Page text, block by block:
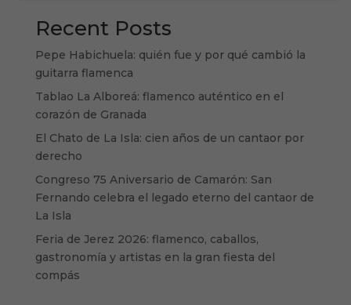
Recent Posts
Pepe Habichuela: quién fue y por qué cambió la
guitarra flamenca
Tablao La Alboreá: flamenco auténtico en el
corazón de Granada
El Chato de La Isla: cien años de un cantaor por
derecho
Congreso 75 Aniversario de Camarón: San
Fernando celebra el legado eterno del cantaor de
La Isla
Feria de Jerez 2026: flamenco, caballos,
gastronomía y artistas en la gran fiesta del
compás